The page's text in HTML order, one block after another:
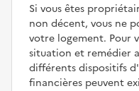
Si vous êtes
non décent, vous ne
votre logement. Pour
situation et remédier
différents dispositifs
financières peuvent